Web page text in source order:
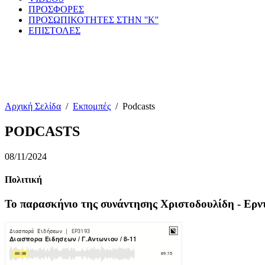
ΠΡΟΣΦΟΡΕΣ
ΠΡΟΣΩΠΙΚΟΤΗΤΕΣ ΣΤΗΝ ''Κ''
ΕΠΙΣΤΟΛΕΣ
Αρχική Σελίδα / Εκπομπές / Podcasts
PODCASTS
08/11/2024
Πολιτική
Το παρασκήνιο της συνάντησης Χριστοδουλίδη -